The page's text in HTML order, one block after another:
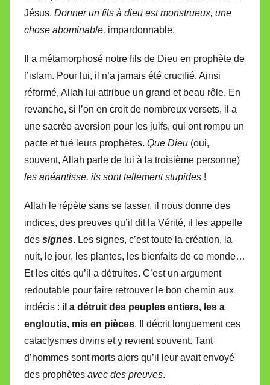
Jésus. Donner un fils à dieu est monstrueux, une
chose abominable, impardonnable.
Il a métamorphosé notre fils de Dieu en prophète de
l’islam. Pour lui, il n’a jamais été crucifié. Ainsi
réformé, Allah lui attribue un grand et beau rôle. En
revanche, si l’on en croit de nombreux versets, il a
une sacrée aversion pour les juifs, qui ont rompu un
pacte et tué leurs prophètes. Que Dieu (oui,
souvent, Allah parle de lui à la troisième personne)
les anéantisse, ils sont tellement stupides !
Allah le répète sans se lasser, il nous donne des
indices, des preuves qu’il dit la Vérité, il les appelle
des signes. Les signes, c’est toute la création, la
nuit, le jour, les plantes, les bienfaits de ce monde…
Et les cités qu’il a détruites. C’est un argument
redoutable pour faire retrouver le bon chemin aux
indécis : il a détruit des peuples entiers, les a
engloutis, mis en pièces. Il décrit longuement ces
cataclysmes divins et y revient souvent. Tant
d’hommes sont morts alors qu’il leur avait envoyé
des prophètes avec des preuves.